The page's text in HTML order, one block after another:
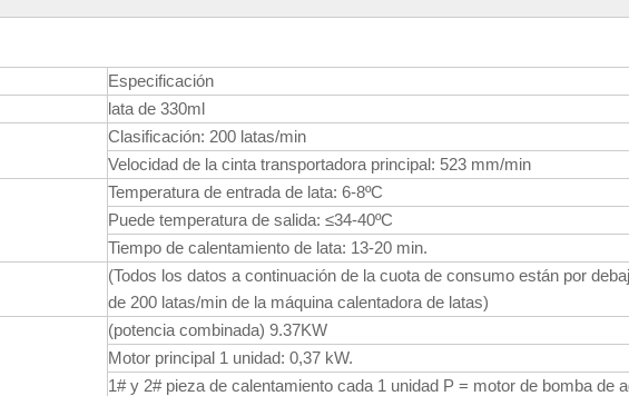
Especificación
lata de 330ml
Clasificación: 200 latas/min
Velocidad de la cinta transportadora principal: 523 mm/min
Temperatura de entrada de lata: 6-8ºC
Puede temperatura de salida: ≤34-40ºC
Tiempo de calentamiento de lata: 13-20 min.
(Todos los datos a continuación de la cuota de consumo están por
de 200 latas/min de la máquina calentadora de latas)
(potencia combinada) 9.37KW
Motor principal 1 unidad: 0,37 kW.
1# y 2# pieza de calentamiento cada 1 unidad P = motor de bomba de